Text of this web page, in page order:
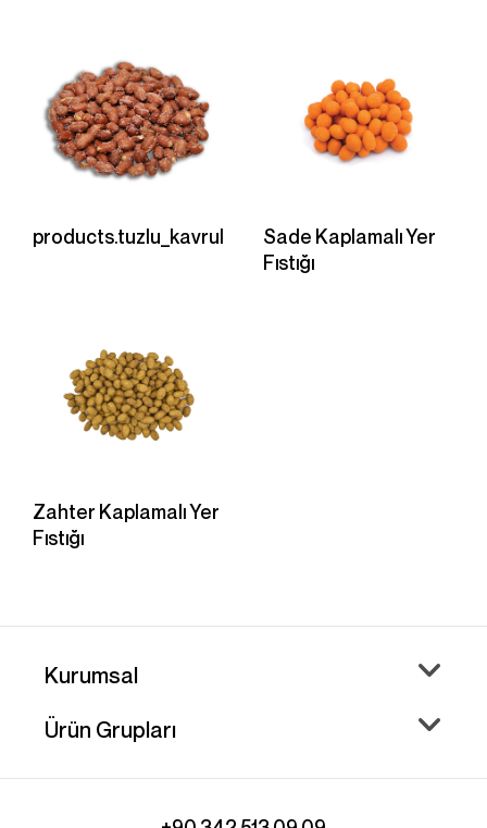
products.tuzlu_kavrulmus_yer_fistigi
Sade Kaplamalı Yer
Fıstığı
Zahter Kaplamalı Yer
Fıstığı
Kurumsal
Ürün Grupları